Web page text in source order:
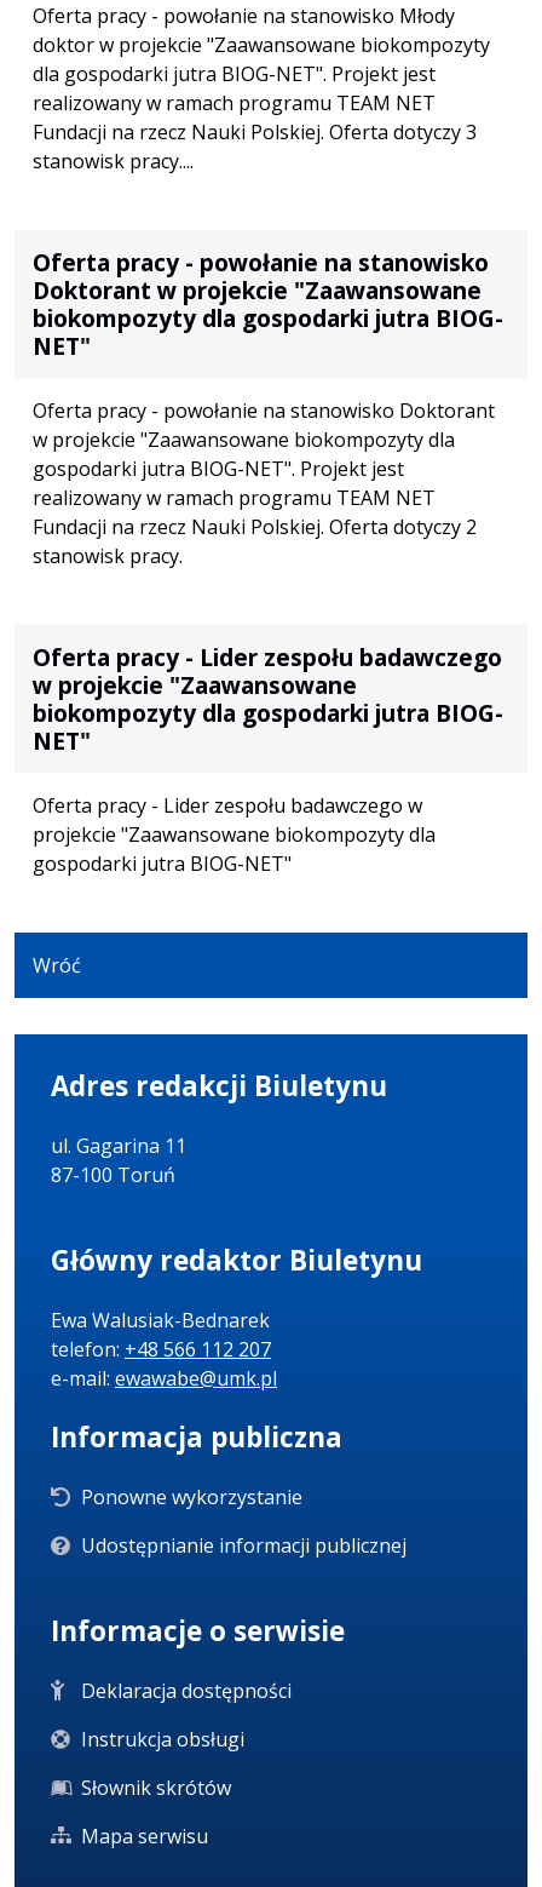
Oferta pracy - powołanie na stanowisko Młody
doktor w projekcie "Zaawansowane biokompozyty
dla gospodarki jutra BIOG-NET". Projekt jest
realizowany w ramach programu TEAM NET
Fundacji na rzecz Nauki Polskiej. Oferta dotyczy 3
stanowisk pracy....
Oferta pracy - powołanie na stanowisko
Doktorant w projekcie "Zaawansowane
biokompozyty dla gospodarki jutra BIOG-
NET"
Oferta pracy - powołanie na stanowisko Doktorant
w projekcie "Zaawansowane biokompozyty dla
gospodarki jutra BIOG-NET". Projekt jest
realizowany w ramach programu TEAM NET
Fundacji na rzecz Nauki Polskiej. Oferta dotyczy 2
stanowisk pracy.
Oferta pracy - Lider zespołu badawczego
w projekcie "Zaawansowane
biokompozyty dla gospodarki jutra BIOG-
NET"
Oferta pracy - Lider zespołu badawczego w
projekcie "Zaawansowane biokompozyty dla
gospodarki jutra BIOG-NET"
Wróć
Adres redakcji Biuletynu
ul. Gagarina 11
87-100 Toruń
Główny redaktor Biuletynu
Ewa Walusiak-Bednarek
telefon: +48 566 112 207
e-mail: ewawabe@umk.pl
Informacja publiczna
Ponowne wykorzystanie
Udostępnianie informacji publicznej
Informacje o serwisie
Deklaracja dostępności
Instrukcja obsługi
Słownik skrótów
Mapa serwisu